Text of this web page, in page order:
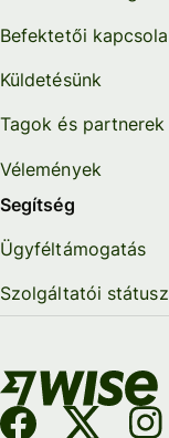
Befektetői
Küldetésünk
Tagok és partnerek
Vélemények
Segítség
Ügyféltámogatás
Szolgáltatói